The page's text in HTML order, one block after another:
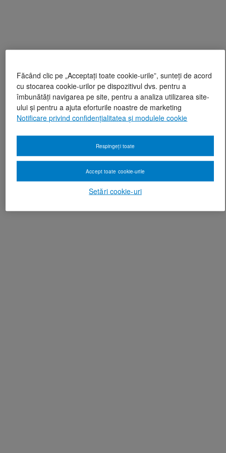
Făcând clic pe „Acceptați toate cookie-urile”, sunteți de acord
cu stocarea cookie-urilor pe dispozitivul dvs. pentru a
îmbunătăți navigarea pe site, pentru a analiza utilizarea site-
ului și pentru a ajuta eforturile noastre de marketing
Notificare privind confidențialitatea și modulele cookie
Setări cookie-uri
Respingeți toate
Accept toate cookie-urile